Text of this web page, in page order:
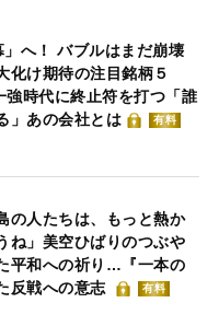
へ！ バブルはまだ崩壊
化け期待の注目銘柄５
強時代に終止符を打つ「誰
」あの会社とは
有料
の人たちは、もっと熱か
ね」美空ひばりのつぶや
平和への祈り…『一本の
反戦への意志
有料